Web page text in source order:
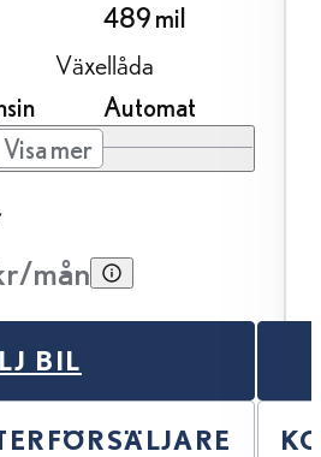
489 mil
Växellåda
Automat
Visa mer
mån
BIL